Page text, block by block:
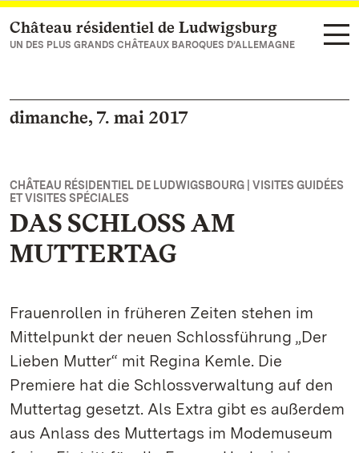
Vers la page d’accueil
Château résidentiel de Ludwigsburg
UN DES PLUS GRANDS CHÂTEAUX BAROQUES D’ALLEMAGNE
dimanche, 7. mai 2017
CHÂTEAU RÉSIDENTIEL DE LUDWIGSBOURG | VISITES GUIDÉES
ET VISITES SPÉCIALES
DAS SCHLOSS AM
MUTTERTAG
Frauenrollen in früheren Zeiten stehen im
Mittelpunkt der neuen Schlossführung „Der
Lieben Mutter“ mit Regina Kemle. Die
Premiere hat die Schlossverwaltung auf den
Muttertag gesetzt. Als Extra gibt es außerdem
aus Anlass des Muttertags im Modemuseum